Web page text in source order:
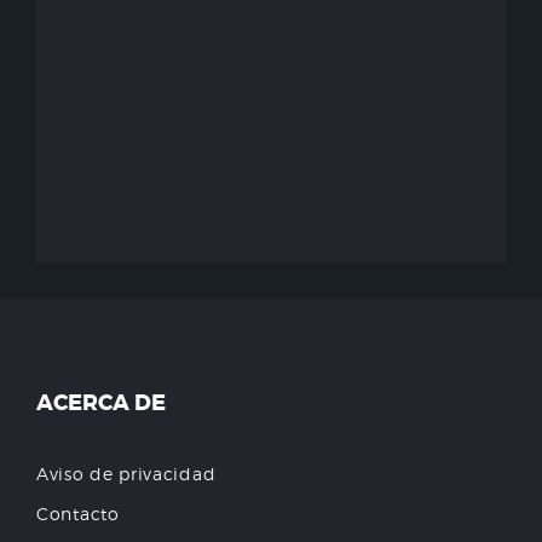
ACERCA DE
Aviso de privacidad
Contacto